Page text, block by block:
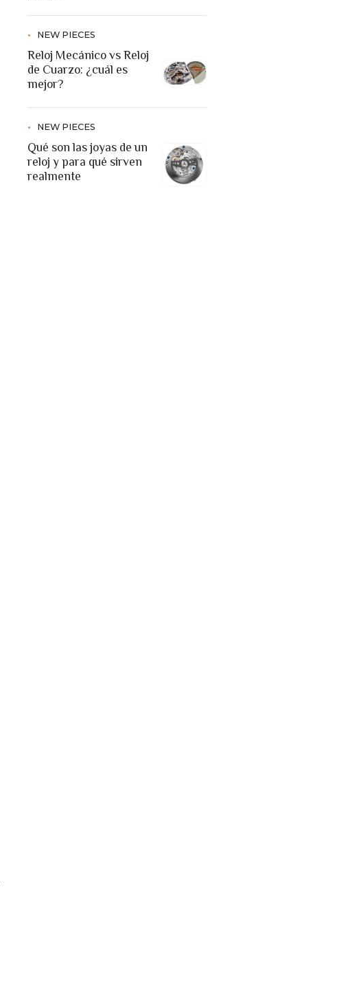
NEW PIECES
Reloj Mecánico vs Reloj
de Cuarzo: ¿cuál es
mejor?
NEW PIECES
Qué son las joyas de un
reloj y para qué sirven
realmente